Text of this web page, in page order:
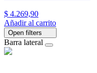
$ 4.269,90
Añadir al carrito
Open filters
Barra lateral